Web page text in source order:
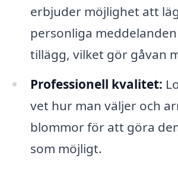
erbjuder möjlighet att
personliga
tillägg, vilket gör gåvan
Professionell kvalitet:
vet hur man väljer och
blommor för att göra
som möjligt.